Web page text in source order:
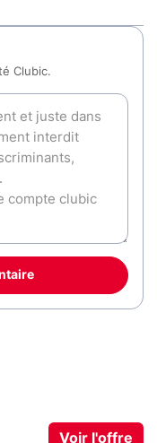
Clubic.
Voir l'offre